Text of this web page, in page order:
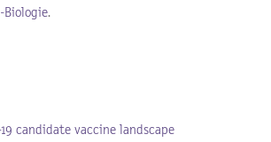
Biologie.
19 candidate vaccine landscape